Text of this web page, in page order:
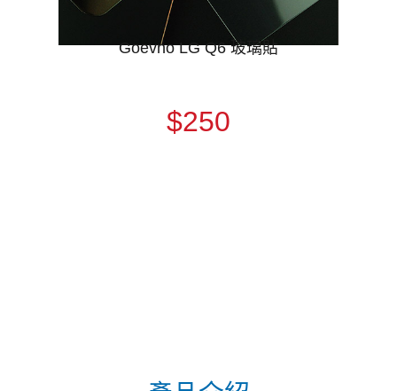
Goevno LG Q6 玻璃貼
$250